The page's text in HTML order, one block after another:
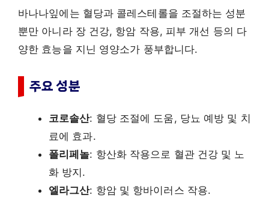
바나나잎에는 혈당과 콜레스테롤을 조절하는 성분
뿐만 아니라 장 건강, 항암 작용, 피부 개선 등의 다
양한 효능을 지닌 영양소가 풍부합니다.
주요 성분
코로솔산: 혈당 조절에 도움, 당뇨 예방 및 치
료에 효과.
폴리페놀: 항산화 작용으로 혈관 건강 및 노
화 방지.
엘라그산: 항암 및 항바이러스 작용.